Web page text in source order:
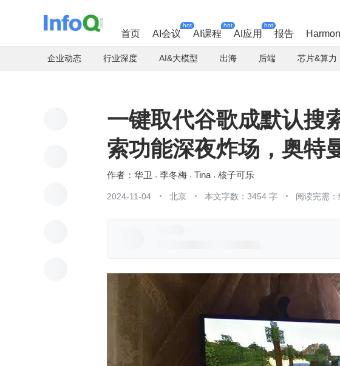
首页 AI会议
hot
AI课程
hot
AI应用
hot
报告
企业动态 行业深度 AI&大模型 出海 后端 芯片&算力
一键取代谷歌成默认搜
索功能深夜炸场，奥特
华卫 李冬梅 Tina 核子可乐
2024-11-04 北京 本文字数：3454 字 阅读完需